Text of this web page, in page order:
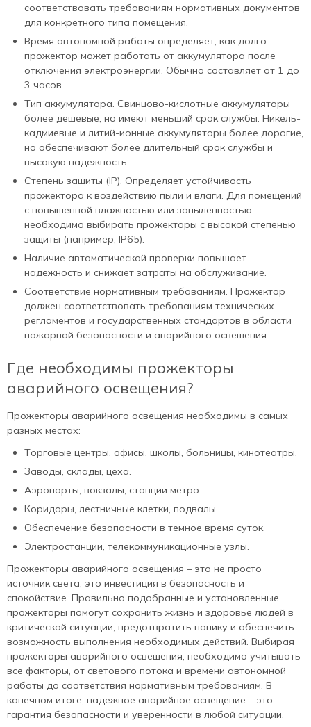
соответствовать требованиям нормативных документов
для конкретного типа помещения.
Время автономной работы определяет, как долго
прожектор может работать от аккумулятора после
отключения электроэнергии. Обычно составляет от 1 до
3 часов.
Тип аккумулятора. Свинцово-кислотные аккумуляторы
более дешевые, но имеют меньший срок службы. Никель-
кадмиевые и литий-ионные аккумуляторы более дорогие,
но обеспечивают более длительный срок службы и
высокую надежность.
Степень защиты (IP). Определяет устойчивость
прожектора к воздействию пыли и влаги. Для помещений
с повышенной влажностью или запыленностью
необходимо выбирать прожекторы с высокой степенью
защиты (например, IP65).
Наличие автоматической проверки повышает
надежность и снижает затраты на обслуживание.
Соответствие нормативным требованиям. Прожектор
должен соответствовать требованиям технических
регламентов и государственных стандартов в области
пожарной безопасности и аварийного освещения.
Где необходимы прожекторы
аварийного освещения?
Прожекторы аварийного освещения необходимы в самых
разных местах:
Торговые центры, офисы, школы, больницы, кинотеатры.
Заводы, склады, цеха.
Аэропорты, вокзалы, станции метро.
Коридоры, лестничные клетки, подвалы.
Обеспечение безопасности в темное время суток.
Электростанции, телекоммуникационные узлы.
Прожекторы аварийного освещения – это не просто
источник света, это инвестиция в безопасность и
спокойствие. Правильно подобранные и установленные
прожекторы помогут сохранить жизнь и здоровье людей в
критической ситуации, предотвратить панику и обеспечить
возможность выполнения необходимых действий. Выбирая
прожекторы аварийного освещения, необходимо учитывать
все факторы, от светового потока и времени автономной
работы до соответствия нормативным требованиям. В
конечном итоге, надежное аварийное освещение – это
гарантия безопасности и уверенности в любой ситуации.